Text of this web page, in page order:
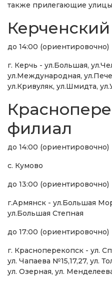
также прилегающие
до 14:00 (ориентировочно)
г. Керчь - ул.Большая,
ул.Международная,
ул.Кривуляк, ул.Шмидта,
филиал
до 14:00 (ориентировочно)
с. Кумово
до 13:00 (ориентировочно)
г.Армянск - ул.Большая
ул.Большая Степная
до 17:00 (ориентировочно)
г. Красноперекопск - ул.
ул. Чапаева №15,17,27, ул.
ул. Озерная, ул.